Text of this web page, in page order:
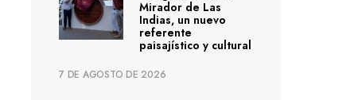
Mirador de Las
Indias, un nuevo
referente
paisajístico y cultural
7 DE AGOSTO DE 2026